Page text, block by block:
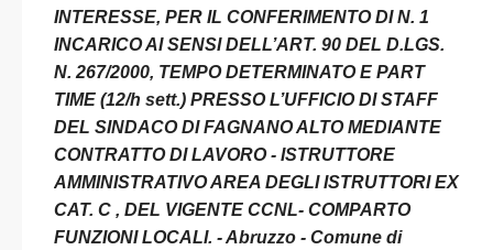
INTERESSE, PER IL CONFERIMENTO DI N. 1
INCARICO AI SENSI DELL’ART. 90 DEL D.LGS.
N. 267/2000, TEMPO DETERMINATO E PART
TIME (12/h sett.) PRESSO L’UFFICIO DI STAFF
DEL SINDACO DI FAGNANO ALTO MEDIANTE
CONTRATTO DI LAVORO - ISTRUTTORE
AMMINISTRATIVO AREA DEGLI ISTRUTTORI EX
CAT. C , DEL VIGENTE CCNL- COMPARTO
FUNZIONI LOCALI. - Abruzzo - Comune di